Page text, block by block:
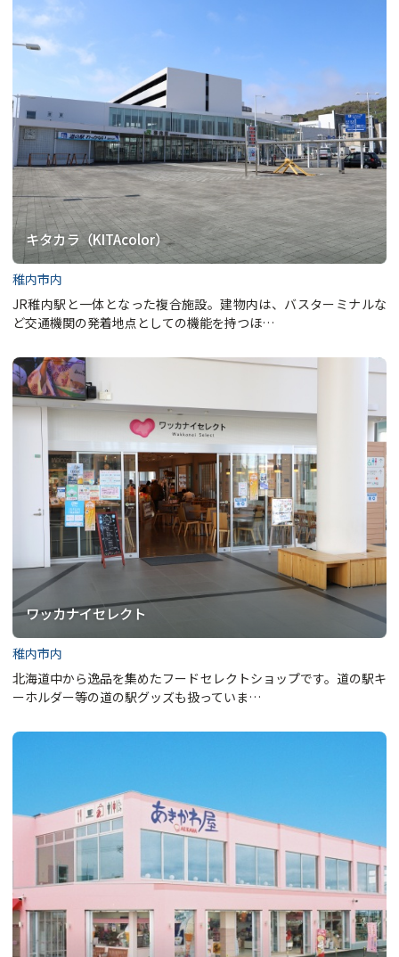
キタカラ（KITAcolor）
稚内市内
JR稚内駅と一体となった複合施設。建物内は、バスターミナルな
ど交通機関の発着地点としての機能を持つほ…
ワッカナイセレクト
稚内市内
北海道中から逸品を集めたフードセレクトショップです。道の駅キ
ーホルダー等の道の駅グッズも扱っていま…